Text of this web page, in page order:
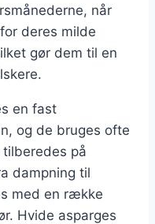
når
deres milde
gør dem til en
en fast
og de bruges ofte
på
dampning til
med en række
Hvide asparges